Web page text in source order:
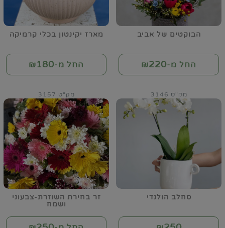
הבוקטים של אביב
החל מ-₪220
מארז יקינטון בכלי קרמיקה
החל מ-₪180
סחלב הולנדי
מק"ט 3146
זר בחירת השוזרת-צבעוני
ושמח
מק"ט 3157